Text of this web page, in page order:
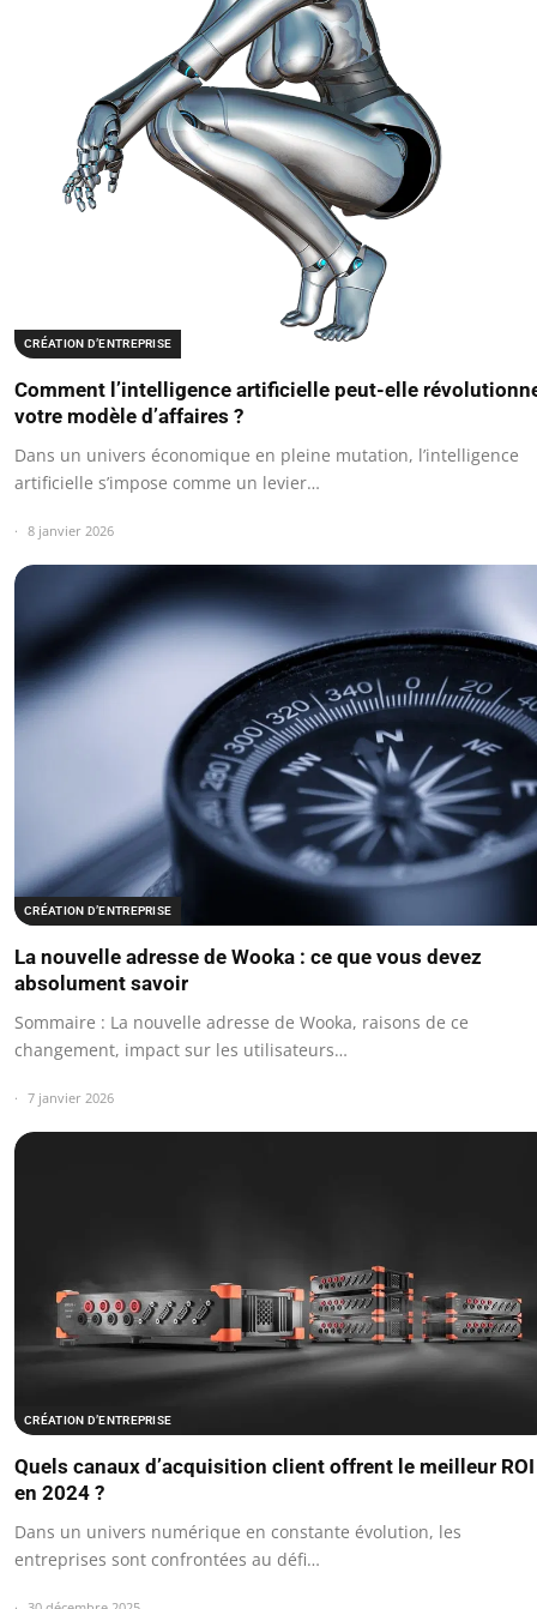
CRÉATION D’ENTREPRISE
Comment l’intelligence artificielle peut-elle
votre modèle d’affaires ?
Dans un univers économique en pleine mutation, l’intelligence
artificielle s’impose comme un levier…
8 janvier 2026
CRÉATION D’ENTREPRISE
La nouvelle adresse de Wooka : ce que vous devez
absolument savoir
Sommaire : La nouvelle adresse de Wooka, raisons de ce
changement, impact sur les utilisateurs…
7 janvier 2026
CRÉATION D’ENTREPRISE
Quels canaux d’acquisition client offrent le meilleur ROI
en 2024 ?
Dans un univers numérique en constante évolution, les
entreprises sont confrontées au défi…